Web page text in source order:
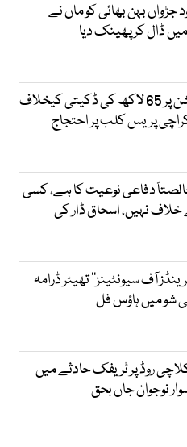
جڑواں بہن بھائی کو ماں نے
ڈال کر پھینک دیا
ایدھی فاؤنڈیشن پر 65 لاکھ کی ڈکیتی کیخلاف
پریس کلب پر احتجاج
دفاعی نوعیت کا ہے، کسی
نہیں، اسحاق ڈار کی
آف سیونٹینز‘‘ تھیٹر ڈرامہ
شو میں ہاؤس فل
روڈ پر ٹریفک حادثے میں
نوجوان جاں بحق